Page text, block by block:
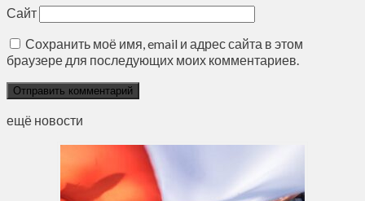
Сайт
Сохранить моё имя, email и адрес сайта в этом
браузере для последующих моих комментариев.
ещё новости